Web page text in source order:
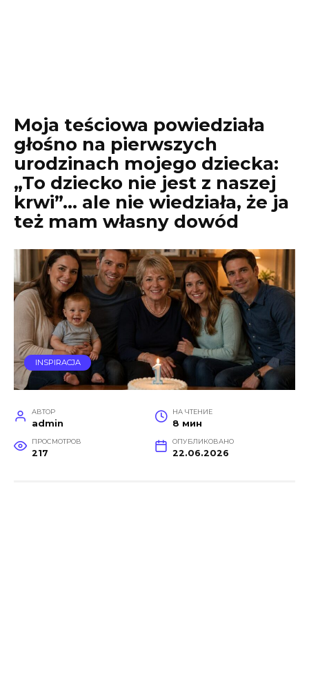
Moja teściowa powiedziała
głośno na pierwszych
urodzinach mojego dziecka:
„To dziecko nie jest z naszej
krwi”… ale nie wiedziała, że ja
też mam własny dowód
INSPIRACJA
АВТОР
admin
НА ЧТЕНИЕ
8 мин
ПРОСМОТРОВ
217
ОПУБЛИКОВАНО
22.06.2026